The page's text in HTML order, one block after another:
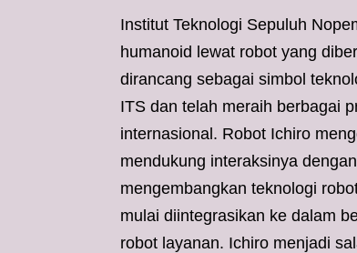
Institut Teknologi Sepuluh
humanoid lewat robot yang
dirancang sebagai simbol
ITS dan telah meraih berbagai
internasional. Robot Ichiro
mendukung interaksinya
mengembangkan teknologi
mulai diintegrasikan ke dalam
robot layanan. Ichiro menjadi